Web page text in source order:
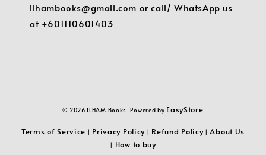
ilhambooks@gmail.com or call/ WhatsApp us
at +601110601403
© 2026 ILHAM Books. Powered by EasyStore
Terms of Service | Privacy Policy | Refund Policy|About Us
| How to buy